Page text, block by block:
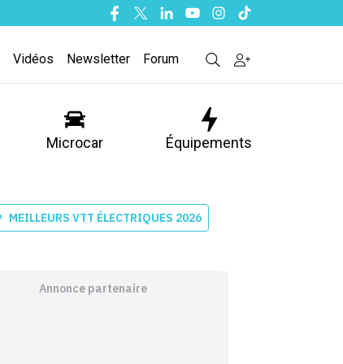
Facebook
TwitterLinkedinYoutubeInstagram
Tiktok
Vidéos Newsletter Forum
Microcar Équipements
MEILLEURS VTT ÉLECTRIQUES 2026
Annonce partenaire